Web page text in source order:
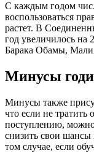
С каждым годом
воспользоваться
растет. В
год увеличилось на
Барака Обамы,
Минусы
Минусы также
что если не тратить
поступлению, можно
снизить свои шансы
том случае, если